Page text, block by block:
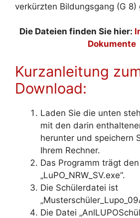
verkürzten Bildungsgang (G 8)
Die Dateien finden Sie hier:
Dokumente
Kurzanleitung
Download:
Laden Sie die unten
mit den darin
herunter und speichern
Ihrem Rechner.
Das Programm trägt
„LuPO_NRW_SV.exe“.
Die Schülerdatei ist
Die Datei